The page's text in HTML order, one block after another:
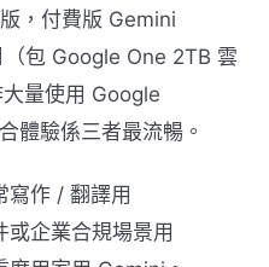
，付費版 Gemini
包 Google One 2TB 雲
量使用 Google
體驗係三者最流暢。
寫作 / 翻譯用
企業合規場景用